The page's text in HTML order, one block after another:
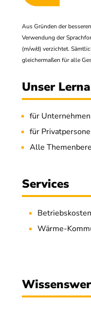
Aus Gründen der
Verwendung der
(m/w/d) verzichtet.
gleichermaßen für alle
Unser
für Unternehmen
für
Alle
Services
Wärme-